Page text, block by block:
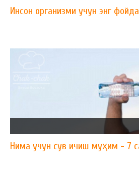
Инсон организми учун энг
Нима учун сув ичиш муҳим - 7